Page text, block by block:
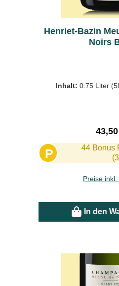
Henriet-Bazin
Noirs
Inhalt: 0.75 Liter
P
44 Bonus
Preise inkl.
In den